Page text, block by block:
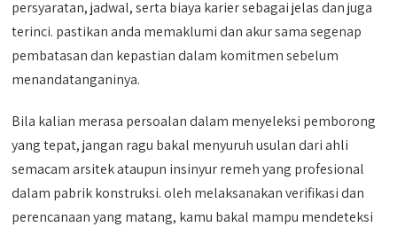
persyaratan, jadwal, serta biaya karier sebagai jelas dan juga
terinci. pastikan anda memaklumi dan akur sama segenap
pembatasan dan kepastian dalam komitmen sebelum
menandatanganinya.
Bila kalian merasa persoalan dalam menyeleksi pemborong
yang tepat, jangan ragu bakal menyuruh usulan dari ahli
semacam arsitek ataupun insinyur remeh yang profesional
dalam pabrik konstruksi. oleh melaksanakan verifikasi dan
perencanaan yang matang, kamu bakal mampu mendeteksi